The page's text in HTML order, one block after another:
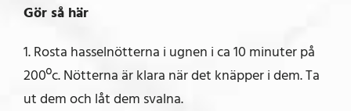
Gör så här
1. Rosta hasselnötterna i ugnen i ca 10 minuter på
200ºc. Nötterna är klara när det knäpper i dem. Ta
ut dem och låt dem svalna.